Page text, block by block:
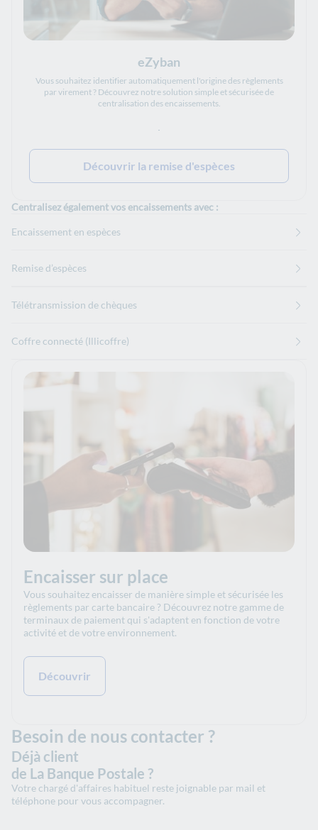
eZyban
Vous souhaitez identifier automatiquement l'origine des règlements
par virement ? Découvrez notre solution simple et sécurisée de
centralisation des encaissements.
Découvrir la remise d'espèces
Centralisez également vos encaissements avec :
Encaissement en espèces
Remise d’espèces
Télétransmission de chèques
Coffre connecté (Illicoffre)
Encaisser sur place
Vous souhaitez encaisser de manière simple et sécurisée les
règlements par carte bancaire ? Découvrez notre gamme de
terminaux de paiement qui s'adaptent en fonction de votre
activité et de votre environnement.
Découvrir
Besoin de nous contacter ?
Déjà client
de La Banque Postale ?
Votre chargé d'affaires habituel reste joignable par mail et
téléphone pour vous accompagner.